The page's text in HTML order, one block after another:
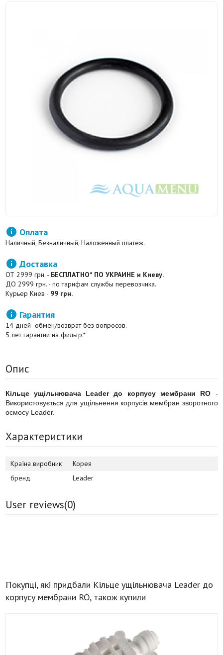
 Оплата
Наличный, Безналичный, Наложенный платеж.
 Доставка
ОТ 2999 грн. - БЕСПЛАТНО* ПО УКРАИНЕ и Киеву.
ДО 2999 грн. - по тарифам службы перевозчика.
Курьер Киев - 99 грн.
 Гарантия
14 дней -обмен/возврат без вопросов.
5 лет гарантии на фильтр.*
Опис
Кільце ущільнювача Leader до корпусу мембрани RO -
Використовується для ущільнення корпусів мембран зворотного
осмосу Leader.
Характеристики
Країна виробник
Корея
бренд
Leader
User reviews(0)
Покупці, які придбали Кільце ущільнювача Leader до
корпусу мембрани RO, також купили